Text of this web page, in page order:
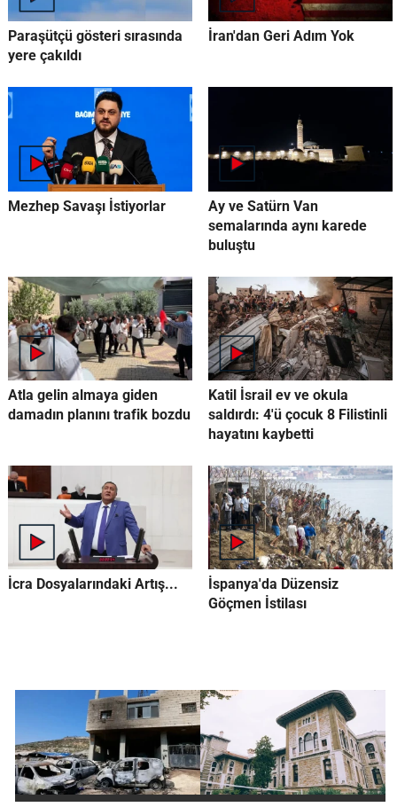
Paraşütçü gösteri sırasında
yere çakıldı
İran'dan Geri Adım Yok
Mezhep Savaşı İstiyorlar
Ay ve Satürn Van
semalarında aynı karede
buluştu
Atla gelin almaya giden
damadın planını trafik bozdu
Katil İsrail ev ve okula
saldırdı: 4'ü çocuk 8 Filistinli
hayatını kaybetti
İcra Dosyalarındaki Artış...
İspanya'da Düzensiz
Göçmen İstilası